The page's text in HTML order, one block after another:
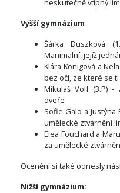
neskutečně vtipný
Vyšší gymnázium
Šárka Duszková
Manimalní, jejíž
Klára Konigová a
bez očí, ze které se
Mikuláš Volf (3.P)
dveře
Sofie Galo a Justýna
umělecké ztvárnění
Elea Fouchard a
za umělecké
Ocenění si také odnesly
Nižší gymnázium: